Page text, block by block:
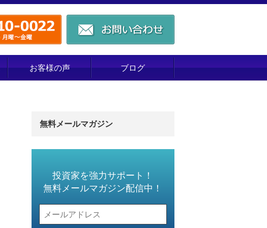
お客様の声 ブログ
無料メールマガジン
投資家を強力サポート！
無料メールマガジン配信中！